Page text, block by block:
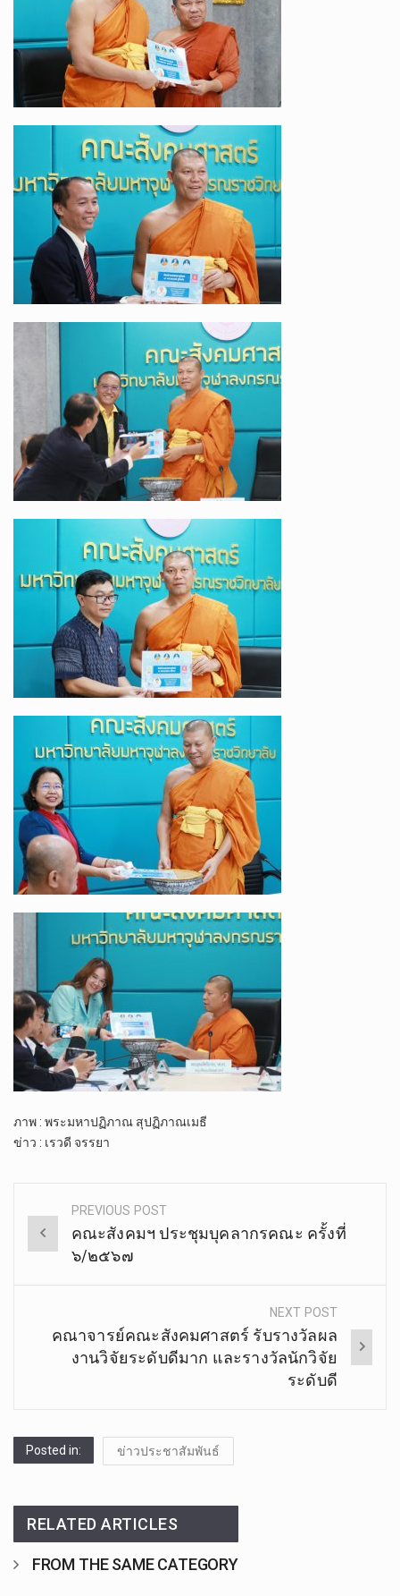
ภาพ : พระมหา​ปฏิภาณ​ สุ​ปฏิภาณ​เมธี
ข่าว : เรวดี จรรยา
fake air jordan
fake Adidas Sneaker
fake Nike Sneaker
Post
navigation
PREVIOUS POST
คณะสังคมฯ ประชุมบุคลากรคณะ ครั้งที่
๖/๒๕๖๗
NEXT POST
คณาจารย์คณะสังคมศาสตร์ รับรางวัลผล
งานวิจัยระดับดีมาก และรางวัลนักวิจัย
ระดับดี
Posted in: ข่าวประชาสัมพันธ์
RELATED ARTICLES
FROM THE SAME CATEGORY